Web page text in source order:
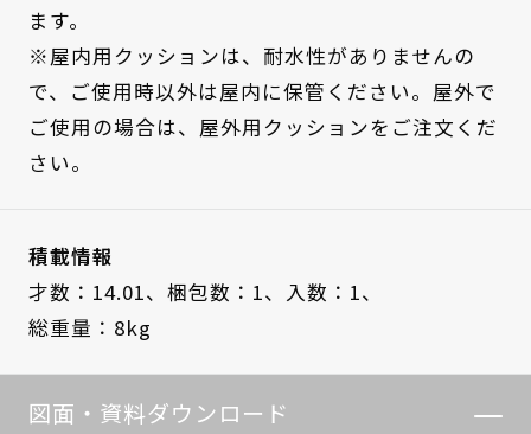
ます。
※屋内用クッションは、耐水性がありませんの
で、ご使用時以外は屋内に保管ください。屋外で
ご使用の場合は、屋外用クッションをご注文くだ
さい。
積載情報
才数：14.01、 梱包数：1、
入数：1、
総重量：8kg
図面・資料ダウンロード